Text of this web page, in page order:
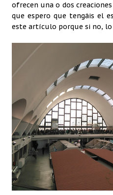
ofrecen una o dos creaciones
que espero que tengáis el
este artículo porque si no, lo